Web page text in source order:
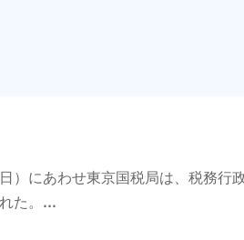
にあわせ東京国税局は、税務行
た。...